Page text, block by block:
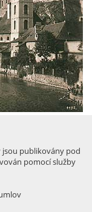
jsou publikovány pod
pomocí služby